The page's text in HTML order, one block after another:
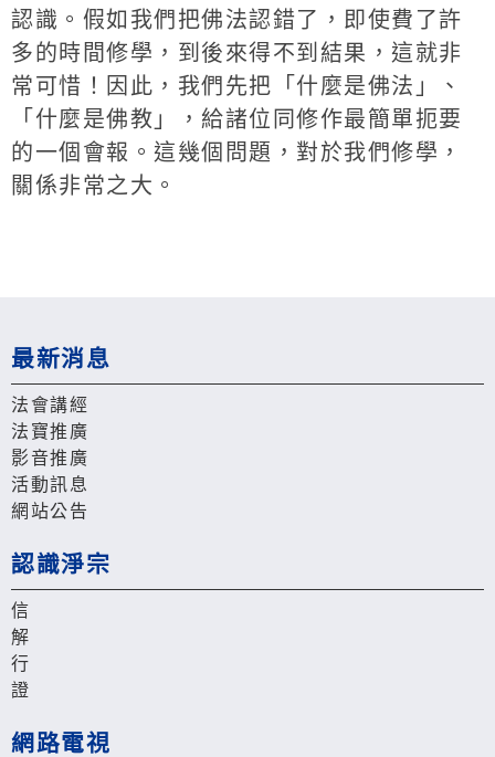
認識。假如我們把佛法認錯了，即使費了許
多的時間修學，到後來得不到結果，這就非
常可惜！因此，我們先把「什麼是佛法」、
「什麼是佛教」，給諸位同修作最簡單扼要
的一個會報。這幾個問題，對於我們修學，
關係非常之大。
最新消息
法會講經
法寶推廣
影音推廣
活動訊息
網站公告
認識淨宗
信
解
行
證
網路電視